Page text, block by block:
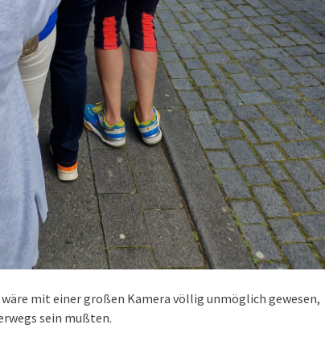
mit einer großen Kamera völlig unmöglich gewesen,
sein mußten.